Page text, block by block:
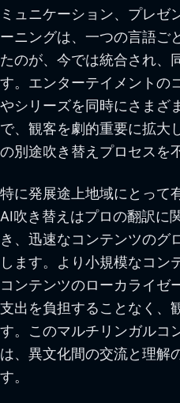
ミュニケーション、プレゼ
ーニングは、一つの言語ご
たのが、今では統合され、
す。エンターテイメントの
やシリーズを同時にさまざ
で、観客を劇的重要に拡大
の別途吹き替えプロセスを
特に発展途上地域にとって
AI吹き替えはプロの翻訳に
き、迅速なコンテンツのグ
します。より小規模なコン
コンテンツのローカライゼ
支出を負担することなく、
す。このマルチリンガルコ
は、異文化間の交流と理解
す。